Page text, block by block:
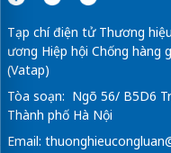
Tạp chí điện tử Thương
ương Hiệp hội Chống hàng
(Vatap)
Tòa soạn: Ngõ 56/ B5D6
Thành phố Hà Nội
Email: